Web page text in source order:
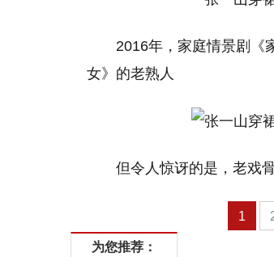
2016年，家庭情景剧《
女》的老熟人
但令人惊讶的是，老戏
1
为您推荐：